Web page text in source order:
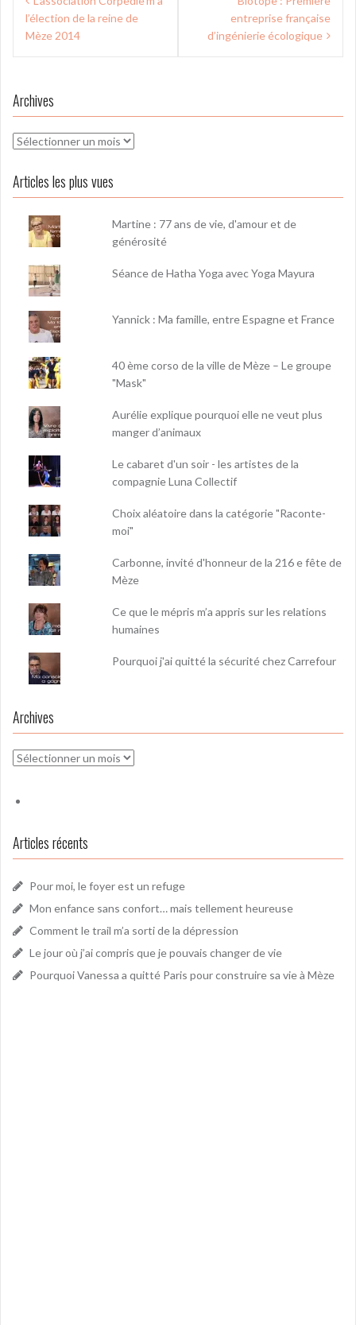
de
l’article
l’élection de la reine de
Mèze 2014
entreprise française
d’ingénierie écologique
Archives
Archives
Articles les plus vues
Martine : 77 ans de vie, d'amour et de
générosité
Séance de Hatha Yoga avec Yoga Mayura
Yannick : Ma famille, entre Espagne et France
40 ème corso de la ville de Mèze – Le groupe
"Mask"
Aurélie explique pourquoi elle ne veut plus
manger d’animaux
Le cabaret d'un soir - les artistes de la
compagnie Luna Collectif
Choix aléatoire dans la catégorie "Raconte-
moi"
Carbonne, invité d'honneur de la 216 e fête de
Mèze
Ce que le mépris m’a appris sur les relations
humaines
Pourquoi j'ai quitté la sécurité chez Carrefour
Archives
Archives
Articles récents
Pour moi, le foyer est un refuge
Mon enfance sans confort… mais tellement heureuse
Comment le trail m’a sorti de la dépression
Le jour où j’ai compris que je pouvais changer de vie
Pourquoi Vanessa a quitté Paris pour construire sa vie à Mèze